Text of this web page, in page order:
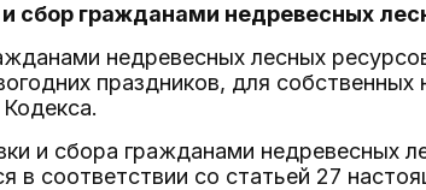
и сбор гражданами недревесных
недревесных лесных
праздников, для
и сбора гражданами недревесных
в соответствии со статьей 27